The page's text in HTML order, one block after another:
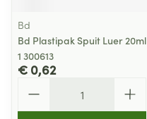
Bd
Bd Plastipak Spuit Luer 20ml
1 300613
€ 0,62